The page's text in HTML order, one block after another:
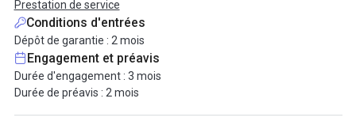
équipés de climatisation, de mobiliers de qualité, d'une décoration
design et soignée, et bénéficient de services complémentaires
inclus dans le loyer.
Profitez d'un mobilier ergonomique, de solutions de rangement
optimales, d'une connexion internet haut débit en fibre, d'un
forfait café, d'un forfait impression, d'une réception ouverte du
Prestation de service
Conditions d'entrées
Dépôt de garantie : 2 mois
Engagement et préavis
Durée d'engagement : 3 mois
Durée de préavis : 2 mois